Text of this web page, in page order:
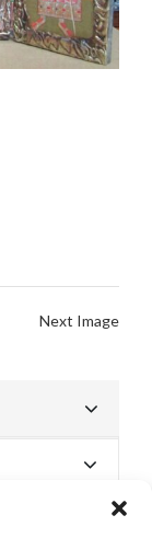
Next Image